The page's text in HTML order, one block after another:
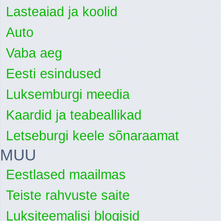
Lasteaiad ja koolid
Auto
Vaba aeg
Eesti esindused
Luksemburgi meedia
Kaardid ja teabeallikad
Letseburgi keele sõnaraamat
MUU
Eestlased maailmas
Teiste rahvuste saite
Luksiteemalisi blogisid